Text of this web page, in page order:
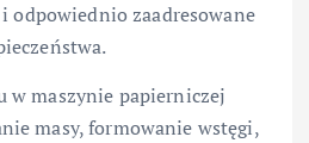
odpowiednio zaadresowane
w maszynie papierniczej
masy, formowanie wstęgi,